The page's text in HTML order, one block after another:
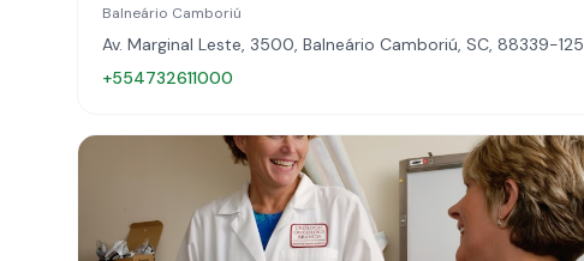
Balneário Camboriú
Av. Marginal Leste, 3500, Balneário Camboriú, SC, 88339-125
+554732611000